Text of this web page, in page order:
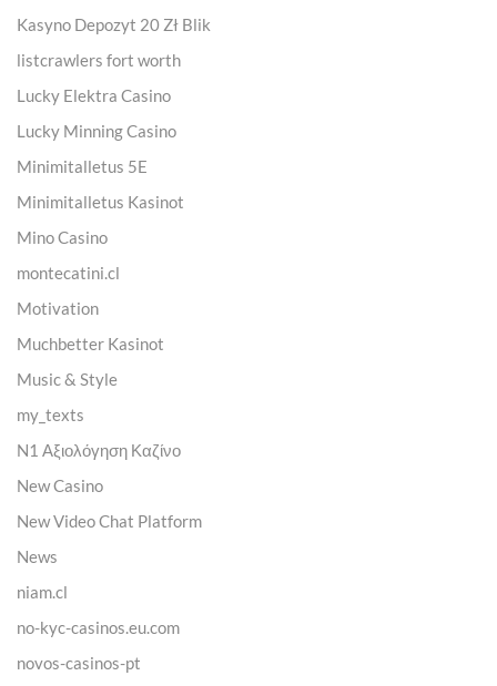
Kasyno Depozyt 20 Zł Blik
listcrawlers fort worth
Lucky Elektra Casino
Lucky Minning Casino
Minimitalletus 5E
Minimitalletus Kasinot
Mino Casino
montecatini.cl
Motivation
Muchbetter Kasinot
Music & Style
my_texts
N1 Αξιολόγηση Καζίνο
New Casino
New Video Chat Platform
News
niam.cl
no-kyc-casinos.eu.com
novos-casinos-pt